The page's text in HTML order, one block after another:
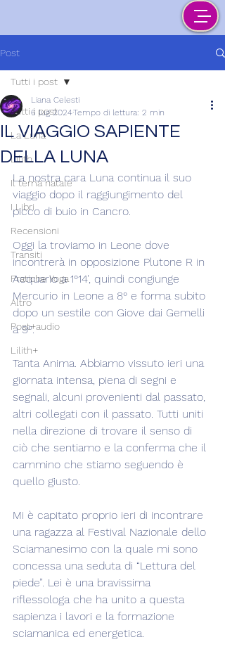
Post
Tutti i post
La Luna
Lilith
Il tema natale
I Libri
Recensioni
Transiti
Pratiche Yoga
Altro
Post+audio
Lilith+
Tutti i post
IL VIAGGIO SAPIENTE
DELLA LUNA
Liana Celesti
6 lug 2024Tempo di lettura: 2 min
La nostra cara Luna continua il suo
viaggio dopo il raggiungimento del
picco di buio in Cancro.
Oggi la troviamo in Leone dove
incontrerà in opposizione Plutone R in
Acquario a 1°14', quindi congiunge
Mercurio in Leone a 8° e forma subito
dopo un sestile con Giove dai Gemelli
a 9°.
Tanta Anima. Abbiamo vissuto ieri una
giornata intensa, piena di segni e
segnali, alcuni provenienti dal passato,
altri collegati con il passato. Tutti uniti
nella direzione di trovare il senso di
ciò che sentiamo e la conferma che il
cammino che stiamo seguendo è
quello giusto.
Mi è capitato proprio ieri di incontrare
una ragazza al Festival Nazionale dello
Sciamanesimo con la quale mi sono
concessa una seduta di “Lettura del
piede”. Lei è una bravissima
riflessologa che ha unito a questa
sapienza i lavori e la formazione
sciamanica ed energetica.